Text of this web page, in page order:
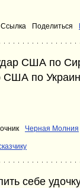
Ссылка Поделиться
США по
США по
Черная Молния
сeбe